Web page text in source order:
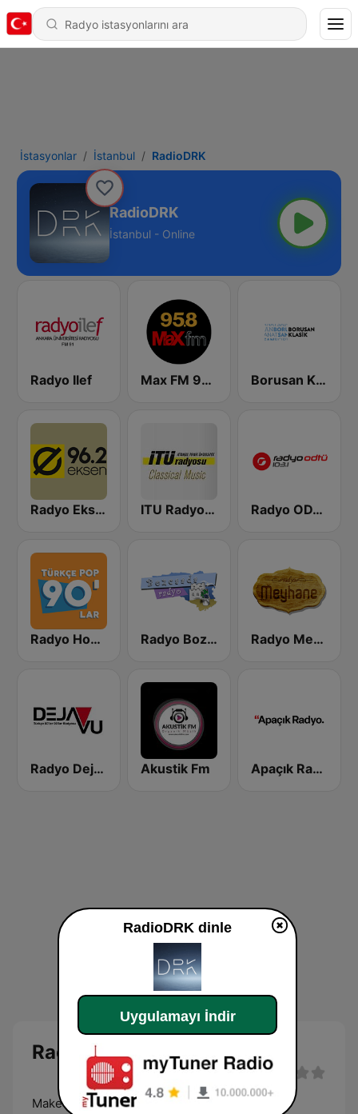
İstasyonlar İstanbul RadioDRK
RadioDRK
İstanbul - Online
Radyo Ilef Max FM 95.8 Borusan Klasik
Radyo Eksen ITU Radyosu Klasik Radyo ODTU
Radyo Home 90' lar Radyo Bozcaada Radyo Meyhane
Radyo Dejavu Akustik Fm Apaçık Radyo
RadioDRK
Make you feel good
RadioDRK dinle
Uygulamayı İndir